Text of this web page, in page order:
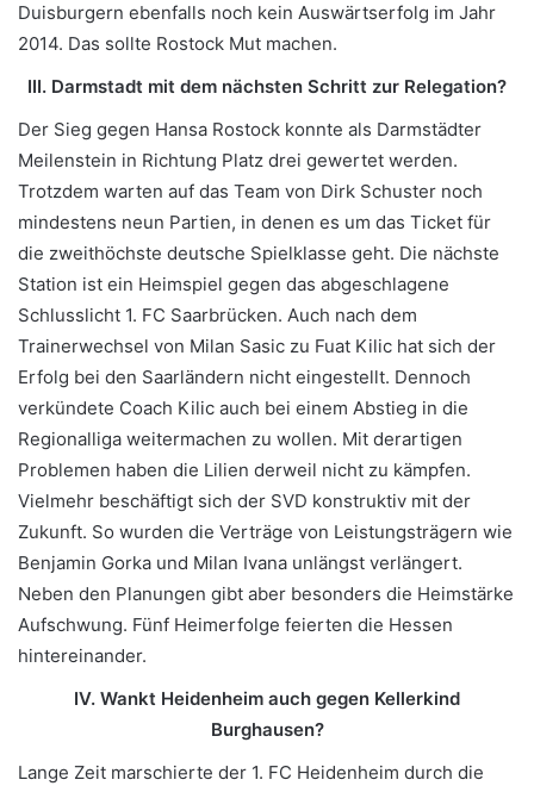
Duisburgern ebenfalls noch kein Auswärtserfolg im Jahr
2014. Das sollte Rostock Mut machen.
III. Darmstadt mit dem nächsten Schritt zur Relegation?
Der Sieg gegen Hansa Rostock konnte als Darmstädter
Meilenstein in Richtung Platz drei gewertet werden.
Trotzdem warten auf das Team von Dirk Schuster noch
mindestens neun Partien, in denen es um das Ticket für
die zweithöchste deutsche Spielklasse geht. Die nächste
Station ist ein Heimspiel gegen das abgeschlagene
Schlusslicht 1. FC Saarbrücken. Auch nach dem
Trainerwechsel von Milan Sasic zu Fuat Kilic hat sich der
Erfolg bei den Saarländern nicht eingestellt. Dennoch
verkündete Coach Kilic auch bei einem Abstieg in die
Regionalliga weitermachen zu wollen. Mit derartigen
Problemen haben die Lilien derweil nicht zu kämpfen.
Vielmehr beschäftigt sich der SVD konstruktiv mit der
Zukunft. So wurden die Verträge von Leistungsträgern wie
Benjamin Gorka und Milan Ivana unlängst verlängert.
Neben den Planungen gibt aber besonders die Heimstärke
Aufschwung. Fünf Heimerfolge feierten die Hessen
hintereinander.
IV. Wankt Heidenheim auch gegen Kellerkind
Burghausen?
Lange Zeit marschierte der 1. FC Heidenheim durch die